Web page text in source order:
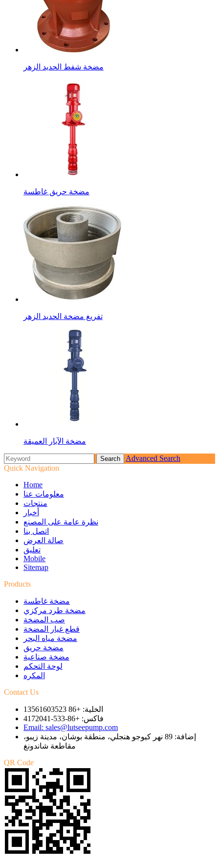
مضخة شفط الحديد الزهر
مضخة حريق غاطسة
تفريغ مضخة الحديد الزهر
مضخة الآبار العميقة
Advanced Search
Quick Navigation
Home
معلومات عنا
منتجات
أخبار
نظرة عامة على المصنع
اتصل بنا
صالة العرض
تعليق
Mobile
Sitemap
Products
مضخة غاطسة
مضخة طرد مركزي
صب المضخة
قطع غيار المضخة
مضخة مياه البحر
مضخة حريق
مضخة صناعية
لوحة التحكم
المكره
Contact Us
الخلية: +86 13561603523
فاكس: +86-533-4172041
Email: sales@lutseepump.com
إضافة: 89 نهر كيوجو هنجلي، منطقة بوشان، مدينة زيبو،
مقاطعة شاندونغ
QR Code